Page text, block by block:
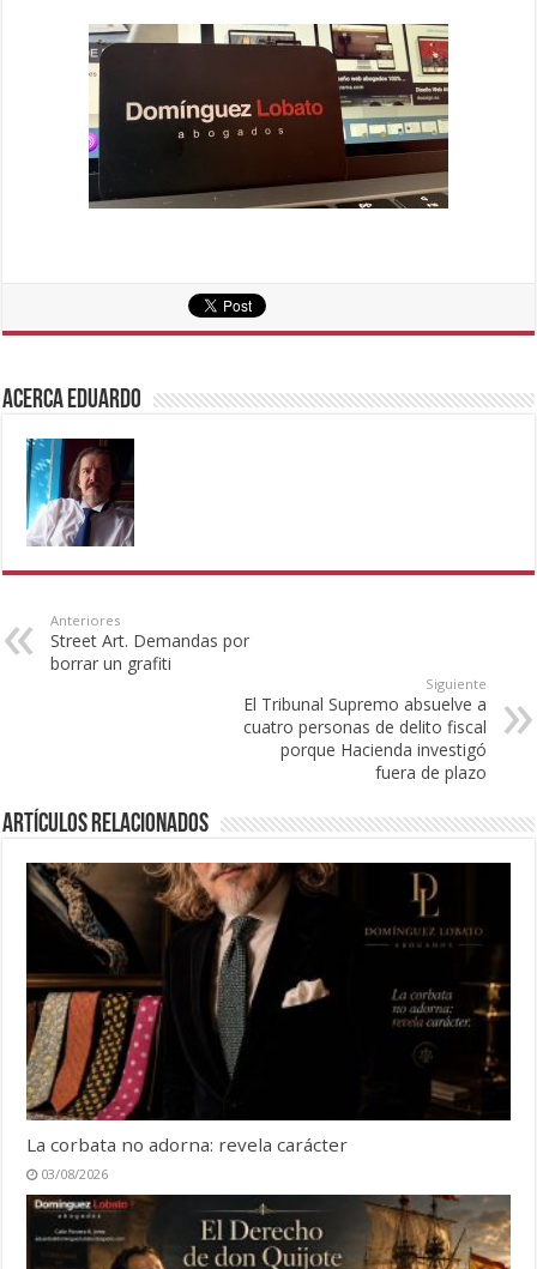
Acerca eduardo
Anteriores
Street Art. Demandas por
borrar un grafiti
Siguiente
El Tribunal Supremo absuelve a
cuatro personas de delito fiscal
porque Hacienda investigó
fuera de plazo
Artículos Relacionados
La corbata no adorna: revela carácter
03/08/2026